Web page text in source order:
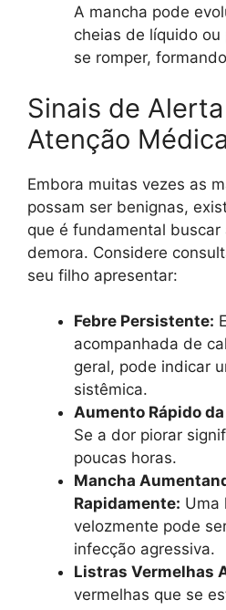
A mancha pode
cheias de líquido
se romper,
Sinais de
Atenção
Embora muitas vezes as
possam ser benignas,
que é fundamental
demora. Considere
seu filho apresentar:
Febre Persistente:
acompanhada de
geral, pode indicar
sistêmica.
Aumento Rápido
Se a dor piorar
poucas horas.
Mancha
Rapidamente: Uma
velozmente pode
infecção agressiva.
Listras Vermelhas
vermelhas que se